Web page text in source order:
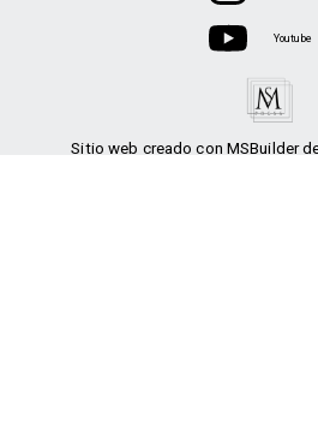
Sitio web creado con MSBuilder
Youtube